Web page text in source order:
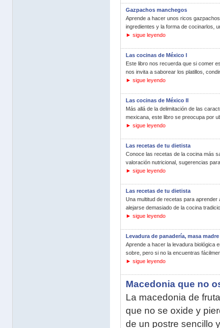
Gazpachos manchegos
Aprende a hacer unos ricos
ingredientes y la forma de cocinarlos,
► sigue leyendo
Las cocinas de México I
Este libro nos recuerda que si comer
nos invita a saborear los platillos,
► sigue leyendo
Las cocinas de México II
Más allá de la delimitación de las
mexicana, este libro se preocupa por
► sigue leyendo
Las recetas de tu dietista
Conoce las recetas de la cocina más
valoración nutricional, sugerencias
► sigue leyendo
Las recetas de tu dietista
Una multitud de recetas para
alejarse demasiado de la cocina
► sigue leyendo
Levadura de panadería, masa madre
Aprende a hacer la levadura biológica
sobre, pero si no la encuentras
► sigue leyendo
Macedonia que no
La macedonia de
que no se oxide y
de un postre sencillo